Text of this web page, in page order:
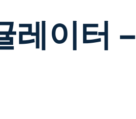
레이터 –